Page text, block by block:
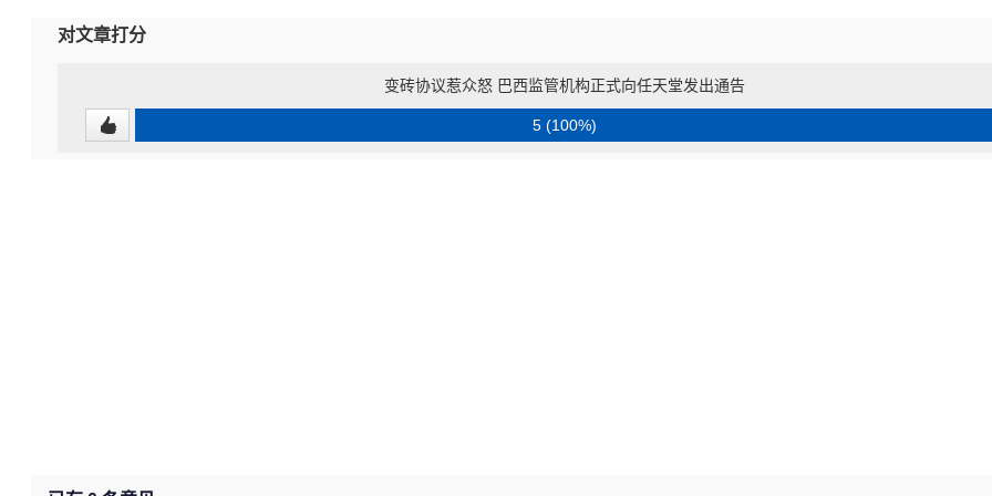
对文章打分
变砖协议惹众怒 巴西监管机构正式向任天堂发出通告
5 (100%)